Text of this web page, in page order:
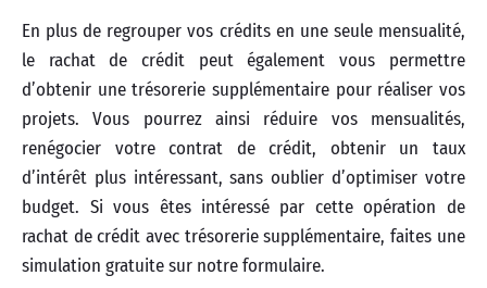
En plus de regrouper vos crédits en une seule mensualité,
le rachat de crédit peut également vous permettre
d’obtenir une trésorerie supplémentaire pour réaliser vos
projets. Vous pourrez ainsi réduire vos mensualités,
renégocier votre contrat de crédit, obtenir un taux
d’intérêt plus intéressant, sans oublier d’optimiser votre
budget. Si vous êtes intéressé par cette opération de
rachat de crédit avec trésorerie supplémentaire, faites une
simulation gratuite sur notre formulaire.